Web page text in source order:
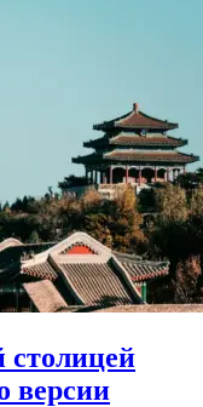
столицей
версии